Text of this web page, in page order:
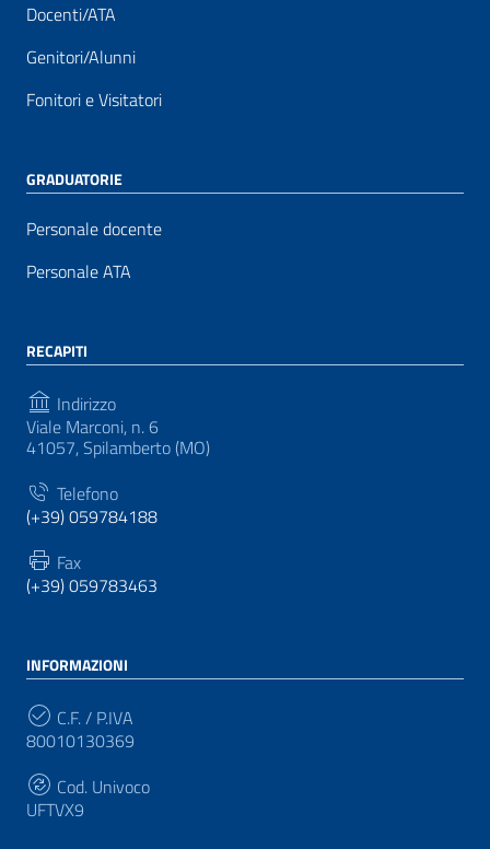
Docenti/ATA
Genitori/Alunni
Fonitori e Visitatori
GRADUATORIE
Personale docente
Personale ATA
RECAPITI
Indirizzo
Viale Marconi, n. 6
41057, Spilamberto (MO)
Telefono
(+39) 059784188
Fax
(+39) 059783463
INFORMAZIONI
C.F. / P.IVA
80010130369
Cod. Univoco
UFTVX9